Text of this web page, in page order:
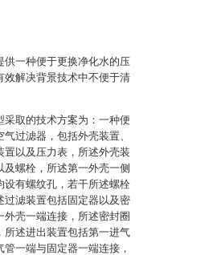
供一种便于更换净化水的压
效解决背景技术中不便于清
采取的技术方案为：一种便
过滤器，包括外壳装置、
以及压力表，所述外壳装
螺栓，所述第一外壳一侧
设有螺纹孔，若干所述螺栓
过滤装置包括固定器以及密
壳一端连接，所述密封圈
所述进出装置包括第一进气
一端与固定器一端连接，